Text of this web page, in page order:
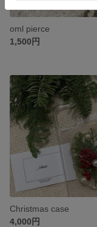
oml pierce
1,500円
Christmas case
4,000円